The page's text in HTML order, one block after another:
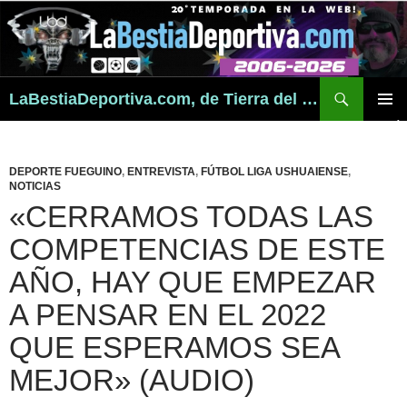
LaBestiaDeportiva.com, de Tierra del Fuego para todo el mundo
DEPORTE FUEGUINO, ENTREVISTA, FÚTBOL LIGA USHUAIENSE,
NOTICIAS
«CERRAMOS TODAS LAS
COMPETENCIAS DE ESTE
AÑO, HAY QUE EMPEZAR
A PENSAR EN EL 2022
QUE ESPERAMOS SEA
MEJOR» (AUDIO)